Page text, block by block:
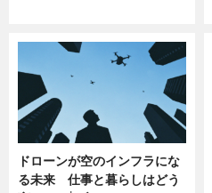
ドローンが空のインフラにな
る未来 仕事と暮らしはどう